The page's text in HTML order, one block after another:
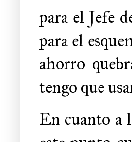
para el Jefe
para el
ahorro
tengo que
En cuanto a